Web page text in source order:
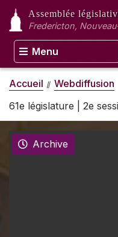
Assemblée
Fredericton,
Menu
Accueil
Webdiffusion
61e législature | 2e
Archive